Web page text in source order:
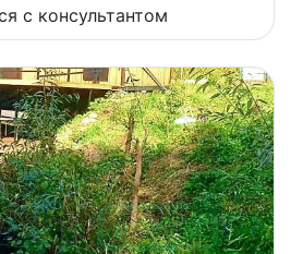
с консультантом